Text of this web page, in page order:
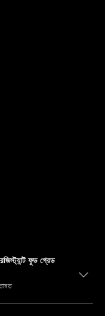
ফুড গ্রেড